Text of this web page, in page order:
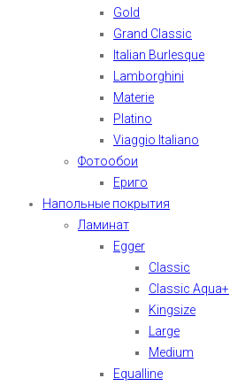
Gold
Grand Classic
Italian Burlesque
Lamborghini
Materie
Platino
Viaggio Italiano
Фотообои
Ериго
Напольные покрытия
Ламинат
Egger
Classic
Classic Aqua+
Kingsize
Large
Medium
Equalline